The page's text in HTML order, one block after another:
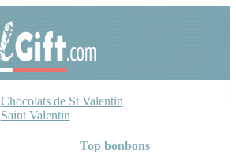
Chocolats de St Valentin
Saint Valentin
Top bonbons